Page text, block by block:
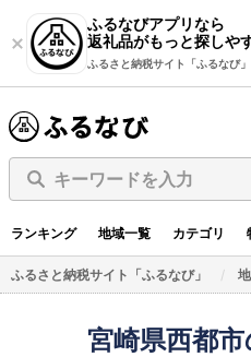
ふるなびアプリなら
返礼品がもっと探しや
ふるさと納税サイト「ふるなび」
キーワードを入力
ランキング 地域一覧 カテゴリ
ふるさと納税サイト「ふるなび」
宮崎県西都